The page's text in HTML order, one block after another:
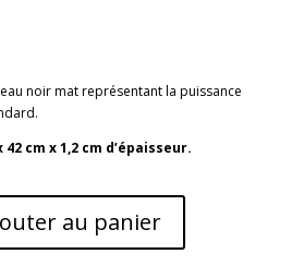
noir mat représentant la puissance
cm x 1,2 cm d’épaisseur.
au panier